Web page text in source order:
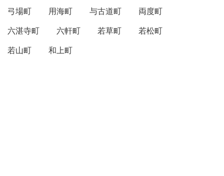
弓場町
用海町 与古道町
両度町
六湛寺町
六軒町 若草町
若松町
若山町
和上町